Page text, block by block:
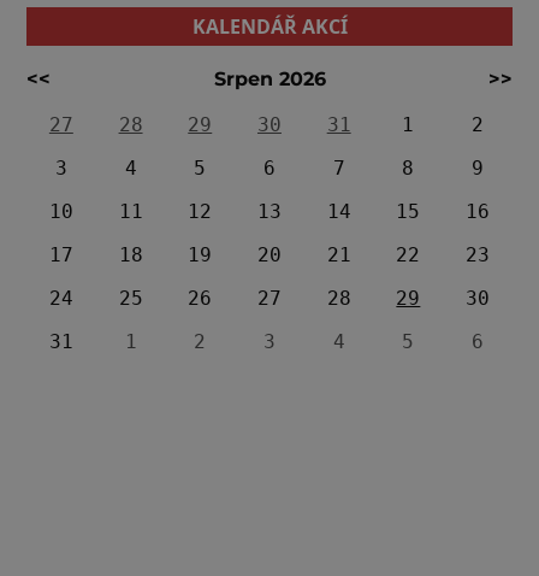
KALENDÁŘ AKCÍ
<< Srpen 2026
>>
27
28 29 30 31 1
2
3
4 5 6 7 8
9
10
11 12 13 14 15
16
17
18 19 20 21 22
23
24
25 26 27 28 29
30
31
1 2 3 4 5 6